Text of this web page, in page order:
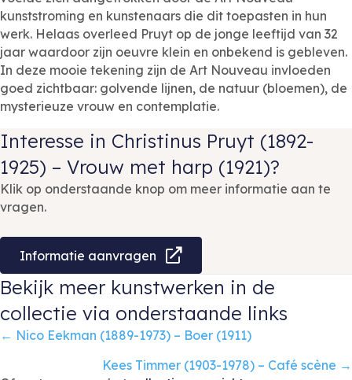
kunststroming en kunstenaars die dit toepasten in hun
werk. Helaas overleed Pruyt op de jonge leeftijd van 32
jaar waardoor zijn oeuvre klein en onbekend is gebleven.
In deze mooie tekening zijn de Art Nouveau invloeden
goed zichtbaar: golvende lijnen, de natuur (bloemen), de
mysterieuze vrouw en contemplatie.
Interesse in Christinus Pruyt (1892-
1925) – Vrouw met harp (1921)?
Klik op onderstaande knop om meer informatie aan te
vragen.
Informatie aanvragen
Bekijk meer kunstwerken in de
collectie via onderstaande links
Posts
← Nico Eekman (1889-1973) – Boer (1911)
Kees Timmer (1903-1978) – Café scène →